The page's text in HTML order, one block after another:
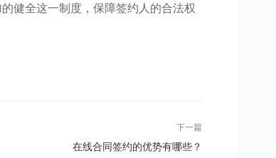
健全这一制度，保障签约人的合法权
下一篇
在线合同签约的优势有哪些？